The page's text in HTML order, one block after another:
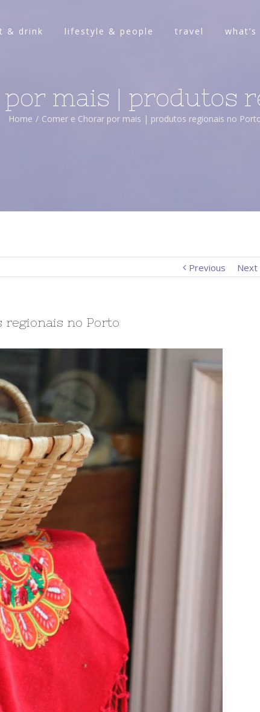
& drink lifestyle & people travel what’s
mais | produtos
Home / Comer e Chorar por mais | produtos regionais no
Previous Next
regionais no Porto